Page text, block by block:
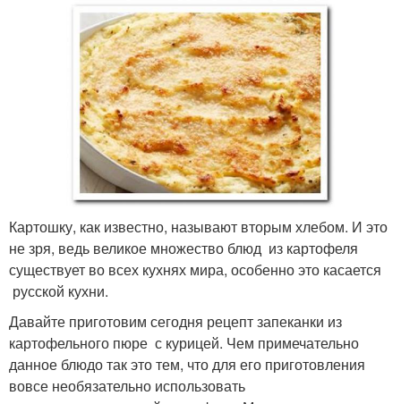
Картошку, как известно, называют вторым хлебом. И это
не зря, ведь великое множество блюд из картофеля
существует во всех кухнях мира, особенно это касается
русской кухни.
Давайте приготовим сегодня рецепт запеканки из
картофельного пюре с курицей. Чем примечательно
данное блюдо так это тем, что для его приготовления
вовсе необязательно использовать